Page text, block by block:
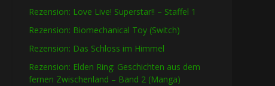
Rezension: Love Live! Superstar!! – Staffel 1
Rezension: Biomechanical Toy (Switch)
Rezension: Das Schloss im Himmel
Rezension: Elden Ring: Geschichten aus dem
fernen Zwischenland – Band 2 (Manga)